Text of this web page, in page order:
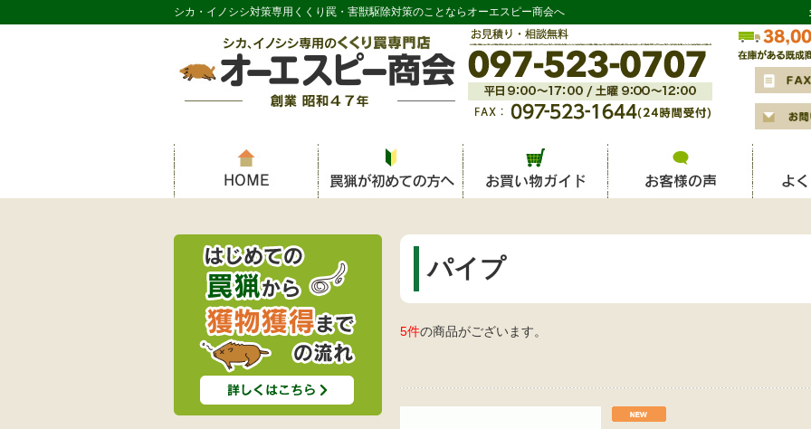
シカ・イノシシ対策専用くくり罠・害獣駆除対策のことならオーエスピー商会へ
パイプ
5件の商品がございます。